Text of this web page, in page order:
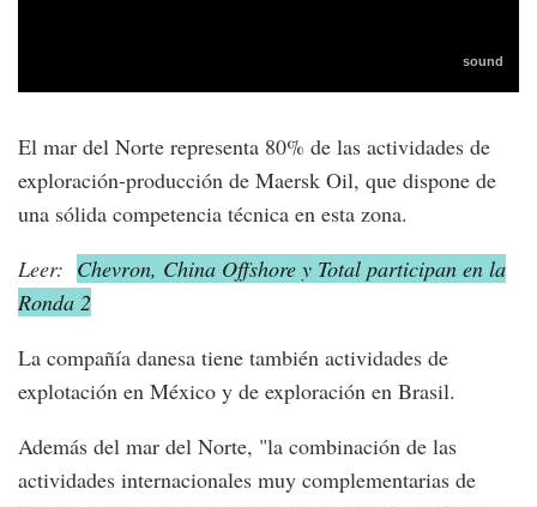
El mar del Norte representa 80% de las actividades de
exploración-producción de Maersk Oil, que dispone de
una sólida competencia técnica en esta zona.
Leer: Chevron, China Offshore y Total participan en la
Ronda 2
La compañía danesa tiene también actividades de
explotación en México y de exploración en Brasil.
Además del mar del Norte, "la combinación de las
actividades internacionales muy complementarias de